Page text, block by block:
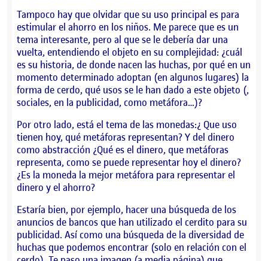
Tampoco hay que olvidar que su uso principal es para
estimular el ahorro en los niños. Me parece que es un
tema interesante, pero al que se le debería dar una
vuelta, entendiendo el objeto en su complejidad: ¿cuál
es su historia, de donde nacen las huchas, por qué en un
momento determinado adoptan (en algunos lugares) la
forma de cerdo, qué usos se le han dado a este objeto (,
sociales, en la publicidad, como metáfora…)?
Por otro lado, está el tema de las monedas:¿ Que uso
tienen hoy, qué metáforas representan? Y del dinero
como abstracción ¿Qué es el dinero, que metáforas
representa, como se puede representar hoy el dinero?
¿Es la moneda la mejor metáfora para representar el
dinero y el ahorro?
Estaría bien, por ejemplo, hacer una búsqueda de los
anuncios de bancos que han utilizado el cerdito para su
publicidad. Así como una búsqueda de la diversidad de
huchas que podemos encontrar (solo en relación con el